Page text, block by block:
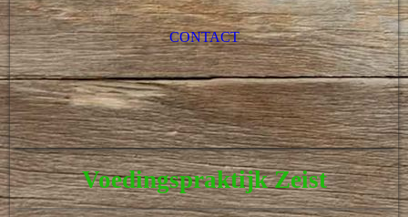
CONTACT
Voedingspraktijk Zeist